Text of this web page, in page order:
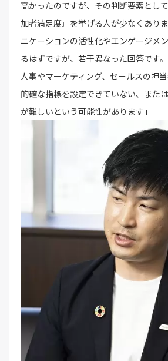
高かったのですが、その判断要素とし
加者満足度』を挙げる人が少なくあり
ニケーションの活性化やエンゲージメ
るはずですが、若干異なった回答です
人事やマーケティング、セールスの担当
的確な指標を設定できていない、また
が難しいという可能性があります」